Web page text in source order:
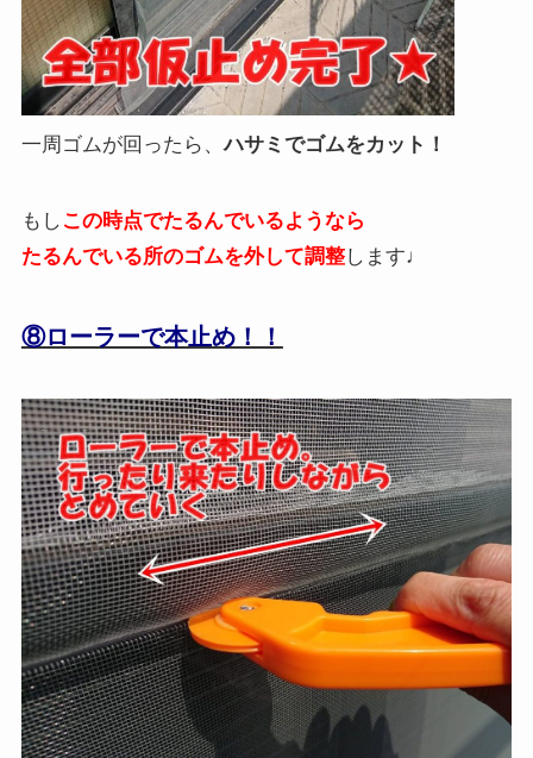
一周ゴムが回ったら、ハサミでゴムをカット！
もし この時点でたるんでいるようなら
たるんでいる所のゴムを外して調整します♩
⑧ローラーで本止め！！